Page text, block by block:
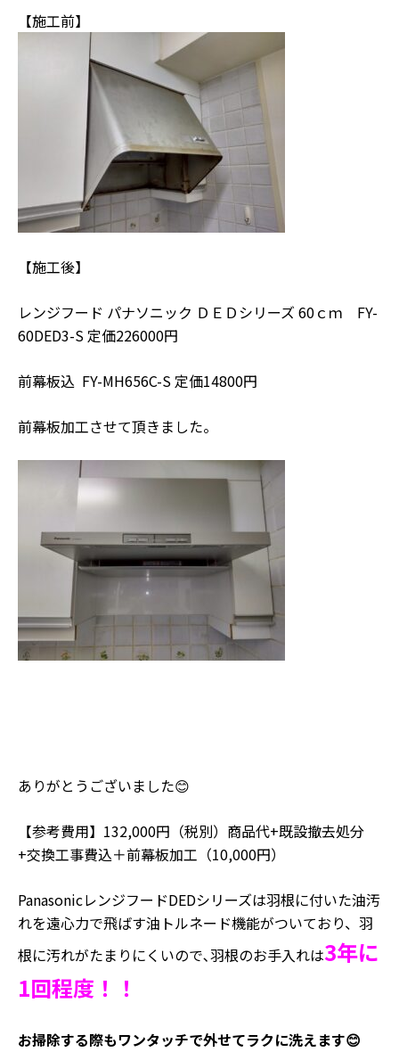
【施工前】
【施工後】
レンジフード パナソニック ＤＥＤシリーズ 60ｃｍ FY-
60DED3-S 定価226000円
前幕板込 FY-MH656C-S 定価14800円
前幕板加工させて頂きました。
ありがとうございました😊
【参考費用】132,000円（税別）商品代+既設撤去処分
+交換工事費込＋前幕板加工（10,000円）
PanasonicレンジフードDEDシリーズは羽根に付いた油汚
れを遠心力で飛ばす油トルネード機能がついており、羽
根に汚れがたまりにくいので､羽根のお手入れは3年に
1回程度！！
お掃除する際もワンタッチで外せてラクに洗えます😊